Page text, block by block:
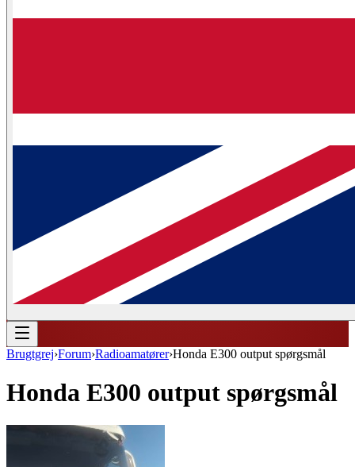
Brugtgrej›Forum›Radioamatører›Honda E300 output spørgsmål
Honda E300 output spørgsmål